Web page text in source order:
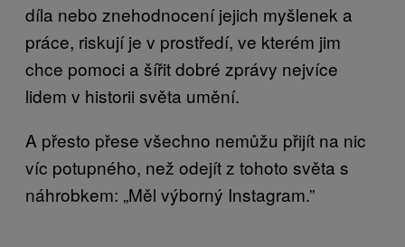
díla nebo znehodnocení jejich myšlenek a
práce, riskují je v prostředí, ve kterém jim
chce pomoci a šířit dobré zprávy nejvíce
lidem v historii světa umění.
A přesto přese všechno nemůžu přijít na nic
víc potupného, než odejít z tohoto světa s
náhrobkem: „Měl výborný Instagram.”